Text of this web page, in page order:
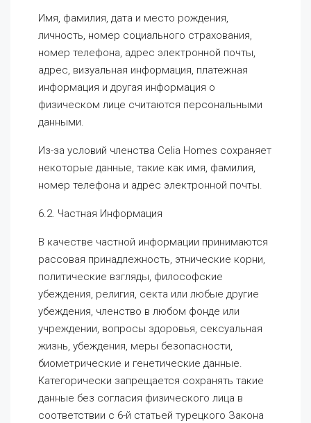
Имя, фамилия, дата и место рождения,
личность, номер социального страхования,
номер телефона, адрес электронной почты,
адрес, визуальная информация, платежная
информация и другая информация о
физическом лице считаются персональными
данными.
Из-за условий членства Celia Homes сохраняет
некоторые данные, такие как имя, фамилия,
номер телефона и адрес электронной почты.
6.2. Частная Информация
В качестве частной информации принимаются
рассовая принадлежность, этнические корни,
политические взгляды, философские
убеждения, религия, секта или любые другие
убеждения, членство в любом фонде или
учреждении, вопросы здоровья, сексуальная
жизнь, убеждения, меры безопасности,
биометрические и генетические данные.
Категорически запрещается сохранять такие
данные без согласия физического лица в
соответствии с 6-й статьей турецкого Закона